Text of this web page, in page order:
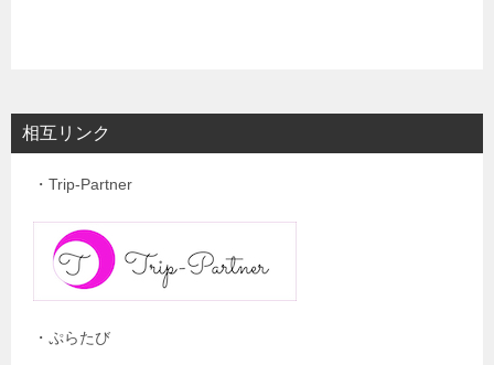
相互リンク
・Trip-Partner
・ぷらたび